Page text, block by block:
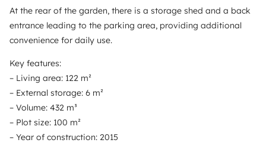
At the rear of the garden, there is a storage shed and a back
entrance leading to the parking area, providing additional
convenience for daily use.
Key features:
– Living area: 122 m²
– External storage: 6 m²
– Volume: 432 m³
– Plot size: 100 m²
– Year of construction: 2015